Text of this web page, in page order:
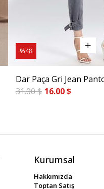
Dar Paça Gri Jean
16.00 $
31.00 $
%48
Kurumsal
Hakkımızda
Toptan Satış